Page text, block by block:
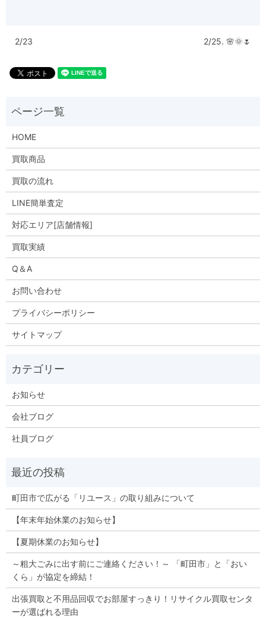
2/23 2/25. 🌸🌞🌷
HOME
買取商品
買取の流れ
LINE簡単査定
対応エリア[店舗情報]
買取実績
Q＆A
お問い合わせ
プライバシーポリシー
サイトマップ
お知らせ
会社ブログ
社員ブログ
町田市で広がる「リユース」の取り組みについて
【年末年始休業のお知らせ】
【夏期休業のお知らせ】
～粗大ごみに出す前にご連絡ください！～ 「町田市」と「おい
くら」が協定を締結！
出張買取と不用品回収でお部屋すっきり！リサイクル買取センタ
ーが選ばれる理由